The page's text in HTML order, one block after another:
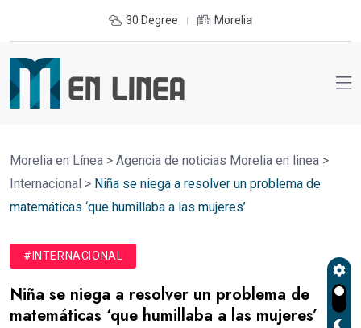
30 Degree Morelia
Morelia en Línea > Agencia de noticias Morelia en linea >
Internacional > Niña se niega a resolver un problema de
matemáticas ‘que humillaba a las mujeres’
#INTERNACIONAL
Niña se niega a resolver un problema de
matemáticas ‘que humillaba a las mujeres’